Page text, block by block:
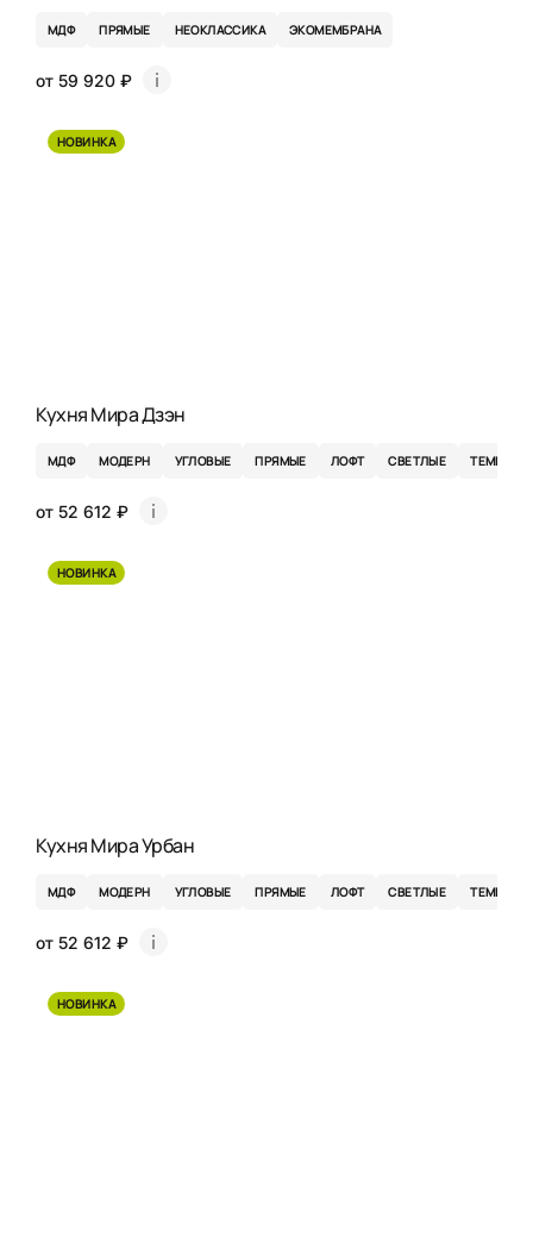
МДФ ПРЯМЫЕ НЕОКЛАССИКА ЭКОМЕМБРАНА
от 59 920 ₽
НОВИНКА
Кухня Мира Дзэн
МДФ МОДЕРН УГЛОВЫЕ ПРЯМЫЕ ЛОФТ СВЕТЛЫЕ ТЕМНЫЕ
от 52 612 ₽
НОВИНКА
Кухня Мира Урбан
МДФ МОДЕРН УГЛОВЫЕ ПРЯМЫЕ ЛОФТ СВЕТЛЫЕ ТЕМНЫЕ
от 52 612 ₽
НОВИНКА